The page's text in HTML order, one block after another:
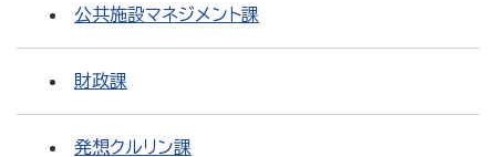
公共施設マネジメント課
財政課
発想クルリン課